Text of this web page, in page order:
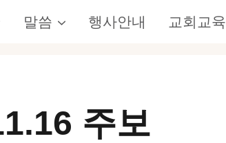
말씀 행사안내 교회교육
주보